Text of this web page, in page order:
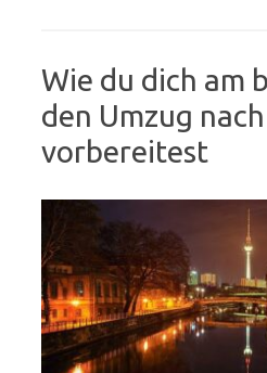
Wie du dich am
den Umzug
vorbereitest